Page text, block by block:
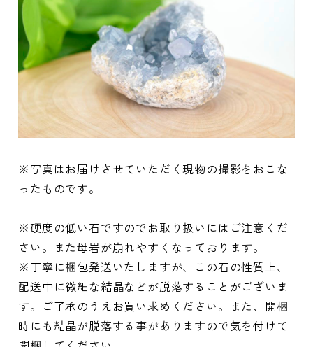
※写真はお届けさせていただく現物の撮影をおこな
ったものです。
※硬度の低い石ですのでお取り扱いにはご注意くだ
さい。また母岩が崩れやすくなっております。
※丁寧に梱包発送いたしますが、この石の性質上、
配送中に微細な結晶などが脱落することがございま
す。ご了承のうえお買い求めください。また、開梱
時にも結晶が脱落する事がありますので気を付けて